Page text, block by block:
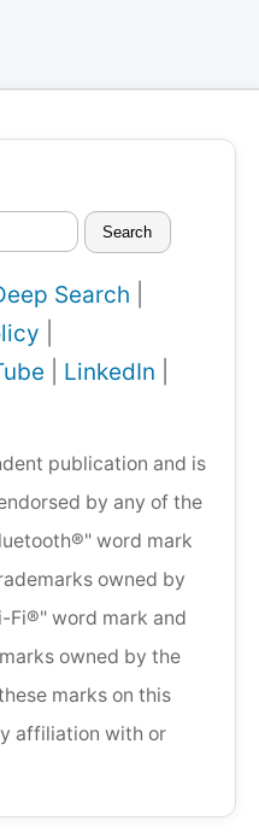
Search
Search
LinkedIn
publication and is
by any of the
word mark
owned by
Fi®" word mark and
owned by the
marks on this
affiliation with or